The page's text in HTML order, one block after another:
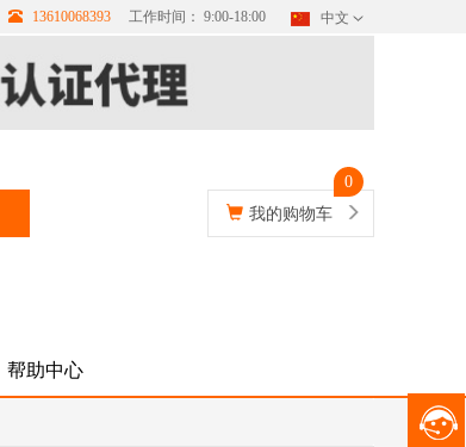
13610068393 工作时间： 9:00-18:00 中文
0
我的购物车
帮助中心